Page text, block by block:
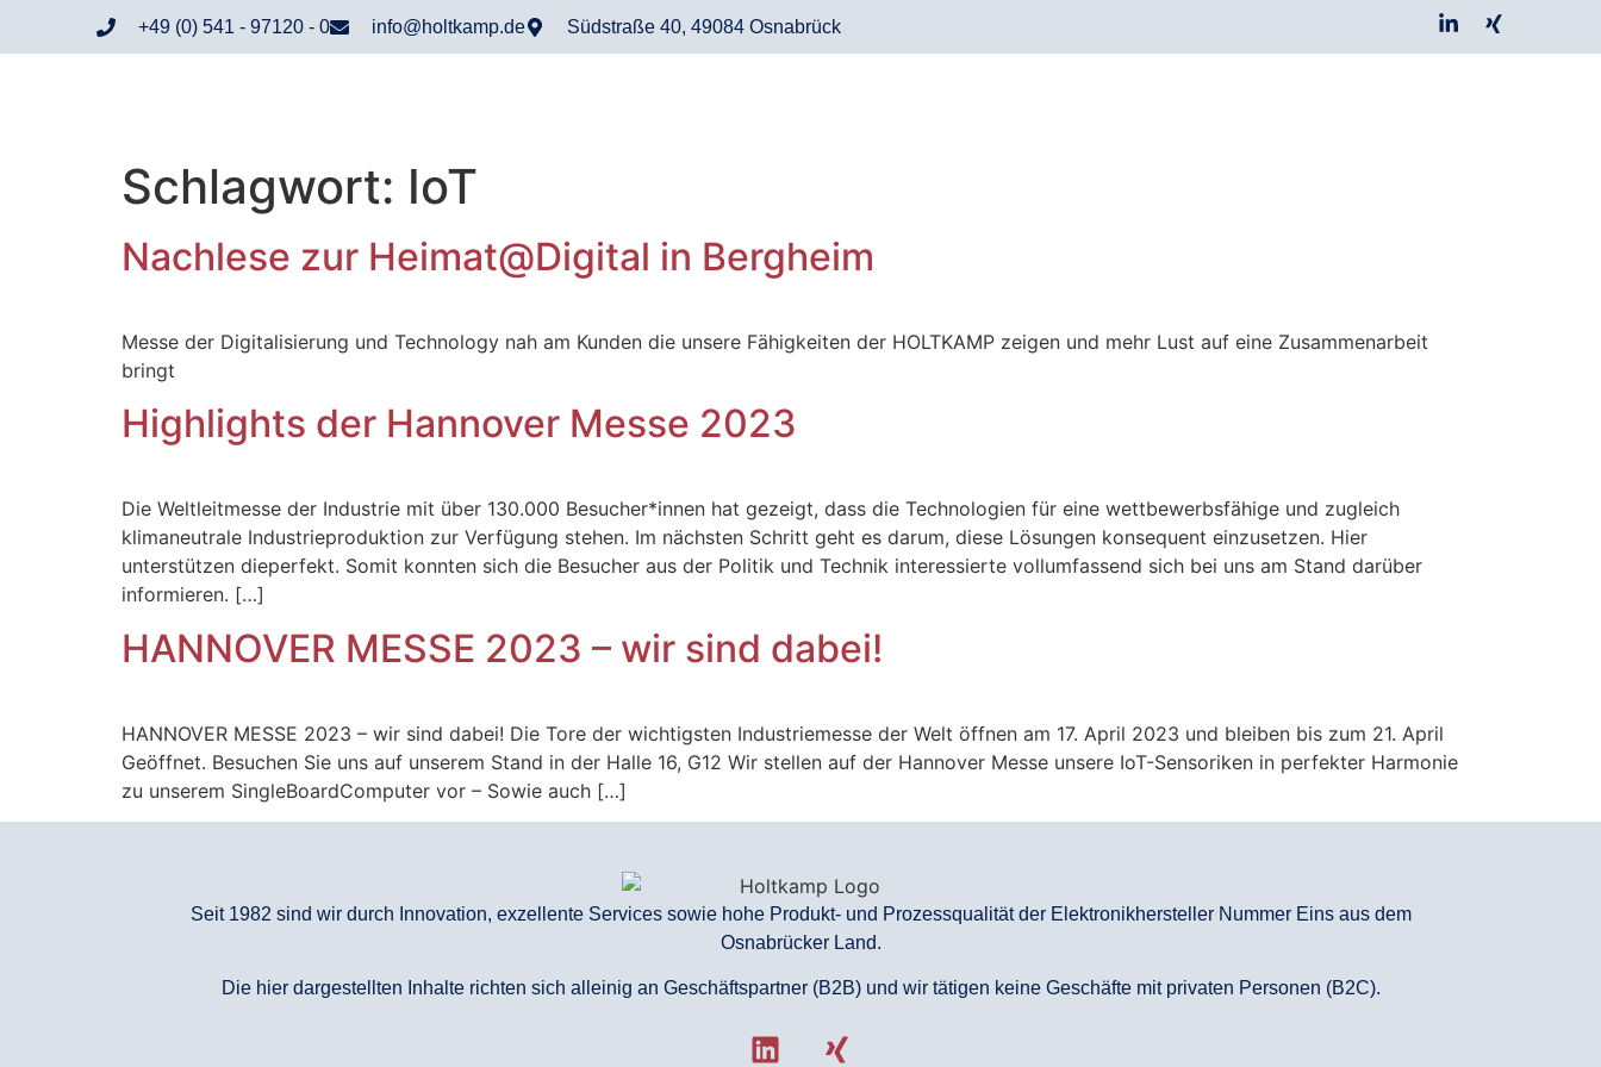
+49 (0) 541 - 97120 - 0 info@holtkamp.de Südstraße 40, 49084 Osnabrück
Schlagwort: IoT
Nachlese zur Heimat@Digital in Bergheim
Messe der Digitalisierung und Technology nah am Kunden die unsere Fähigkeiten der HOLTKAMP zeigen und mehr Lust auf eine Zusammenarbeit
bringt
Highlights der Hannover Messe 2023
Die Weltleitmesse der Industrie mit über 130.000 Besucher*innen hat gezeigt, dass die Technologien für eine wettbewerbsfähige und zugleich
klimaneutrale Industrieproduktion zur Verfügung stehen. Im nächsten Schritt geht es darum, diese Lösungen konsequent einzusetzen. Hier
unterstützen dieperfekt. Somit konnten sich die Besucher aus der Politik und Technik interessierte vollumfassend sich bei uns am Stand darüber
informieren. […]
HANNOVER MESSE 2023 – wir sind dabei!
HANNOVER MESSE 2023 – wir sind dabei! Die Tore der wichtigsten Industriemesse der Welt öffnen am 17. April 2023 und bleiben bis zum 21. April
Geöffnet. Besuchen Sie uns auf unserem Stand in der Halle 16, G12 Wir stellen auf der Hannover Messe unsere IoT-Sensoriken in perfekter Harmonie
zu unserem SingleBoardComputer vor – Sowie auch […]
Seit 1982 sind wir durch Innovation, exzellente Services sowie hohe Produkt- und Prozessqualität der Elektronikhersteller Nummer Eins aus dem
Osnabrücker Land.
Die hier dargestellten Inhalte richten sich alleinig an Geschäftspartner (B2B) und wir tätigen keine Geschäfte mit privaten Personen (B2C).